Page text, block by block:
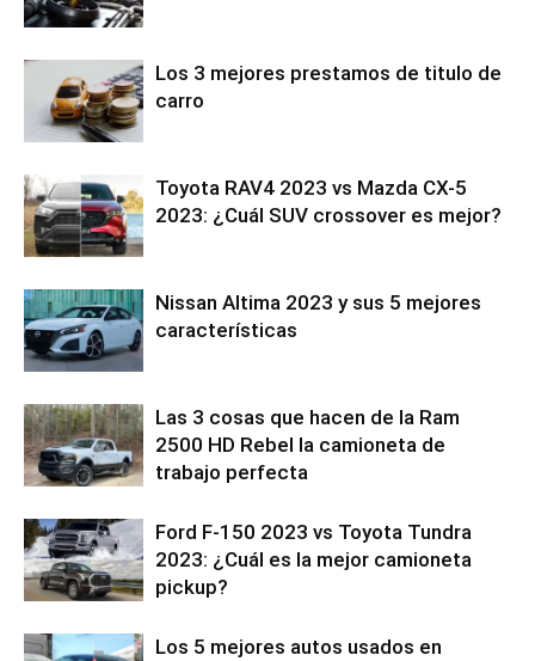
Los 3 mejores prestamos de titulo de
carro
Toyota RAV4 2023 vs Mazda CX-5
2023: ¿Cuál SUV crossover es mejor?
Nissan Altima 2023 y sus 5 mejores
características
Las 3 cosas que hacen de la Ram
2500 HD Rebel la camioneta de
trabajo perfecta
Ford F-150 2023 vs Toyota Tundra
2023: ¿Cuál es la mejor camioneta
pickup?
Los 5 mejores autos usados en